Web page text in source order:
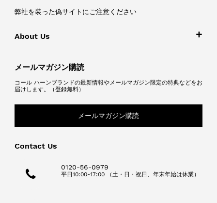
弊社を装った偽サイトにご注意ください
About Us
メールマガジン購読
コール ハーンブランドの最新情報やメールマガジン限定の特典などをお
届けします。（登録無料）
メールマガジン購読
Contact Us
0120-56-0979
平日10:00-17:00 （土・日・祝日、年末年始は休業）